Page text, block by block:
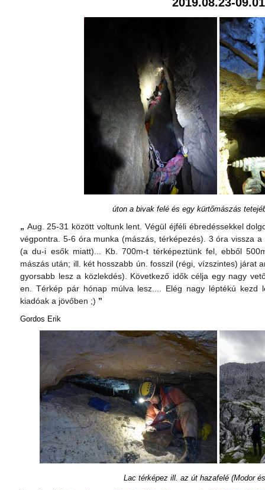
úton a bivak felé és egy kürtőmászás
„ Aug. 25-31 között voltunk lent. Végül éjféli ébredéssekkel
végpontra. 5-6 óra munka (mászás, térképezés). 3 óra vissza
(a du-i esők miatt)... Kb. 700m-t térképeztünk fel, ebből
mászás után; ill. két hosszabb ún. fosszil (régi, vízszintes) járat
gyorsabb lesz a közlekdés). Következő idők célja egy nagy
en. Térkép pár hónap múlva lesz.... Elég nagy léptékú kezd
kiadóak a jövőben ;) ”
Gordos Erik
Lac térképez ill. az út hazafelé (Modor